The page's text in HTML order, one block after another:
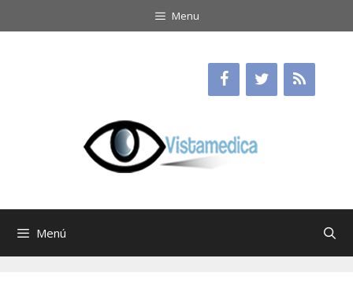
al
Menu
Menú